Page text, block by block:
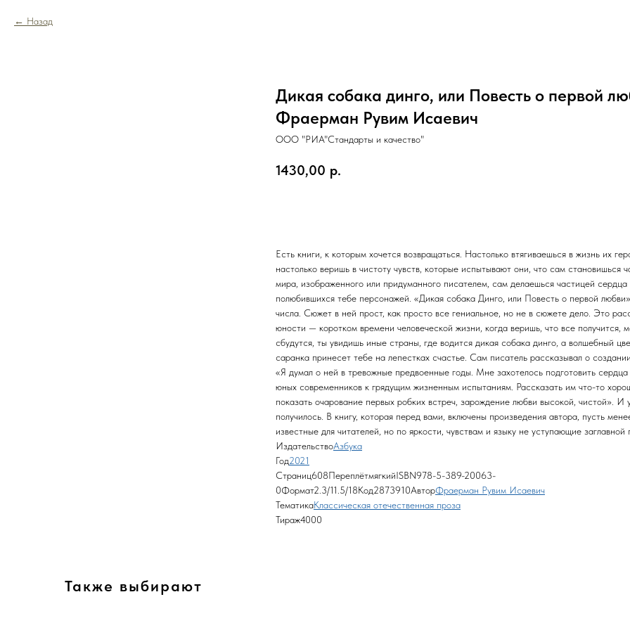
Назад
Дикая собака динго, или Повесть о первой
Фраерман Рувим Исаевич
ООО "РИА"Стандарты и качество"
1430,00 р.
Есть книги, к которым хочется возвращаться. Настолько втягиваешься в жизнь их
настолько веришь в чистоту чувств, которые испытывают они, что сам становишься
мира, изображенного или придуманного писателем, сам делаешься частицей сердца
полюбившихся тебе персонажей. «Дикая собака Динго, или Повесть о первой
числа. Сюжет в ней прост, как просто все гениальное, но не в сюжете дело. Это
юности — коротком времени человеческой жизни, когда веришь, что все получится,
сбудутся, ты увидишь иные страны, где водится дикая собака динго, а волшебный
саранка принесет тебе на лепестках счастье. Сам писатель рассказывал о
«Я думал о ней в тревожные предвоенные годы. Мне захотелось подготовить
юных современников к грядущим жизненным испытаниям. Рассказать им что-то
показать очарование первых робких встреч, зарождение любви высокой, чистой». И
получилось. В книгу, которая перед вами, включены произведения автора, пусть
известные для читателей, но по яркости, чувствам и языку не уступающие заглавной
ИздательствоАзбука
Год2021
Страниц608ПереплётмягкийISBN978-5-389-20063-
0Формат2.3/11.5/18Код2873910АвторФраерман Рувим Исаевич
ТематикаКлассическая отечественная проза
Тираж4000
Также выбирают